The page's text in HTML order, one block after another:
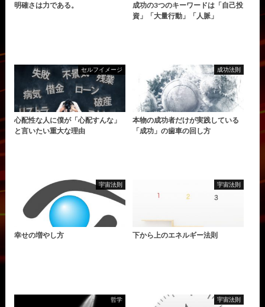
明確さは力である。
成功の3つのキーワードは「自己投
資」「大量行動」「人脈」
セルフイメージ
心配性な人に僕が「心配すんな」
と言いたい重大な理由
成功法則
本物の成功者だけが実践している
「成功」の歯車の回し方
宇宙法則
幸せの増やし方
宇宙法則
下から上のエネルギー法則
哲学 宇宙法則